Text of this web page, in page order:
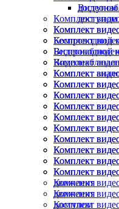
доступом
Комплект
Комплект
Беспроводной
Комплект
Комплект
Комплект
Комплект
Комплект
Комплект
Комплект
Комплект
Комплект
Комплект
Комплект
движения
Комплект
доступом
доступом
Комплект
Комплект
Беспроводной
Комплект
Комплект
Комплект
Комплект
Комплект
Комплект
Комплект
Комплект
Комплект
Комплект
Комплект
движения
Комплект